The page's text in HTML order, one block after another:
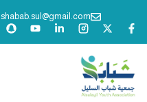
shabab.sul@gmail.com